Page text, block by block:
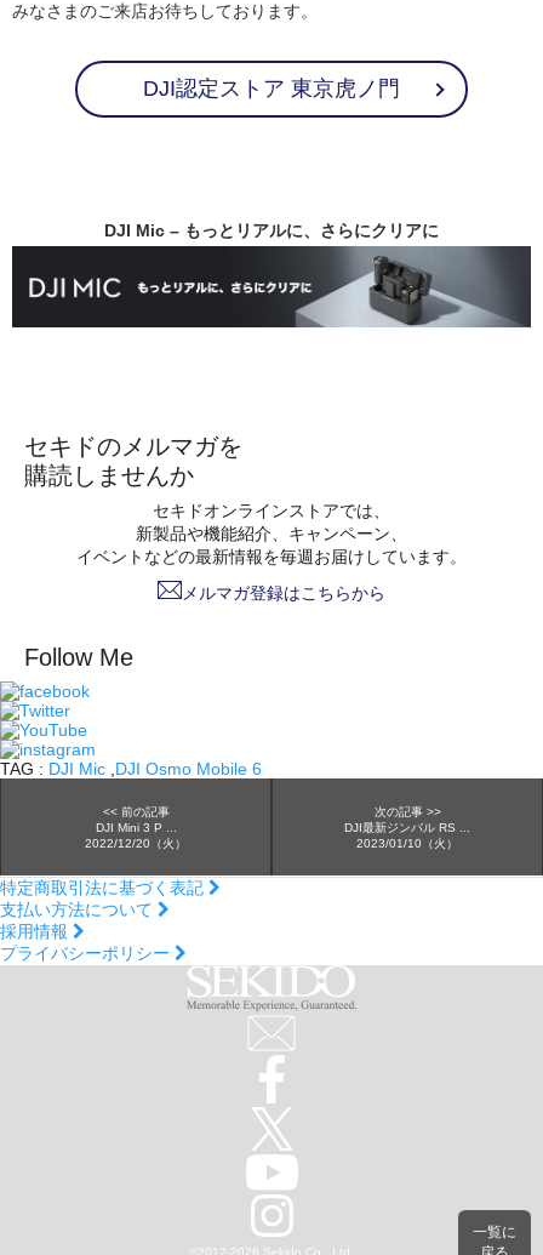
みなさまのご来店お待ちしております。
DJI認定ストア 東京虎ノ門
DJI Mic – もっとリアルに、さらにクリアに
セキドのメルマガを
購読しませんか
セキドオンラインストアでは、
新製品や機能紹介、キャンペーン、
イベントなどの最新情報を毎週お届けしています。
メルマガ登録はこちらから
Follow Me
TAG : DJI Mic DJI Osmo Mobile 6
<< 前の記事
DJI Mini 3 P ...
2022/12/20（火）
次の記事 >>
DJI最新ジンバル RS ...
2023/01/10（火）
特定商取引法に基づく表記
支払い方法について
採用情報
プライバシーポリシー
一覧に